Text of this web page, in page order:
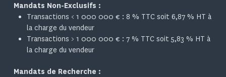
Mandats Non-Exclusifs :
Transactions < 1 000 000 € : 8 % TTC soit 6,87 % HT à
la charge du vendeur
Transactions > 1 000 000 € : 7 % TTC soit 5,83 % HT à
la charge du vendeur
Mandats de Recherche :